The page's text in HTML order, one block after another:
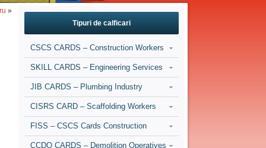
»
Tipuri de calficari
CSCS CARDS – Construction Workers
SKILL CARDS – Engineering Services
JIB CARDS – Plumbing Industry
CISRS CARD – Scaffolding Workers
FISS – CSCS Cards Construction
CCDO CARDS – Demolition Operatives